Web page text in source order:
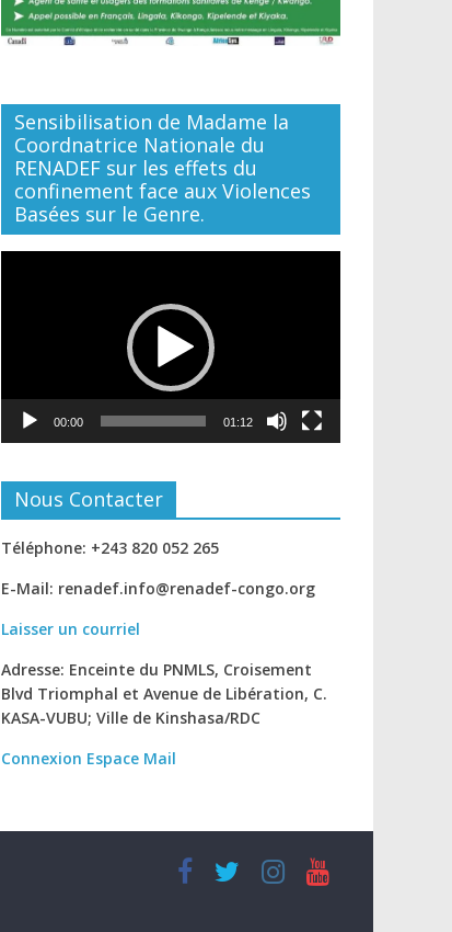
Sensibilisation de Madame la
Coordnatrice Nationale du
RENADEF sur les effets du
confinement face aux Violences
Basées sur le Genre.
00:00 01:12
Nous Contacter
Téléphone: +243 820 052 265
E-Mail: renadef.info@renadef-congo.org
Laisser un courriel
Adresse: Enceinte du PNMLS, Croisement
Blvd Triomphal et Avenue de Libération, C.
KASA-VUBU; Ville de Kinshasa/RDC
Connexion Espace Mail